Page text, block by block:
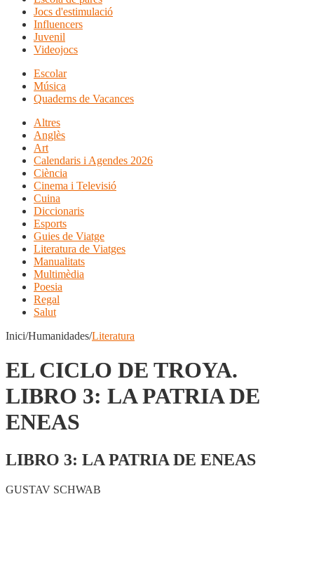
Jocs d'estimulació
Influencers
Juvenil
Videojocs
Escolar
Música
Quaderns de Vacances
Altres
Anglès
Art
Calendaris i Agendes 2026
Ciència
Cinema i Televisió
Cuina
Diccionaris
Esports
Guies de Viatge
Literatura de Viatges
Manualitats
Multimèdia
Poesia
Regal
Salut
Inici/Humanidades/Literatura
EL CICLO DE TROYA.
LIBRO 3: LA PATRIA DE
ENEAS
LIBRO 3: LA PATRIA DE ENEAS
GUSTAV SCHWAB